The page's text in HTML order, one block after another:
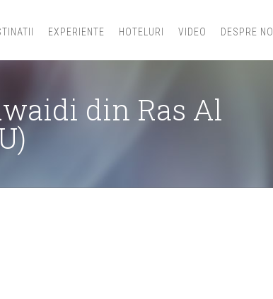
EXPERIENTE HOTELURI VIDEO DESPRE NOI
din Ras Al